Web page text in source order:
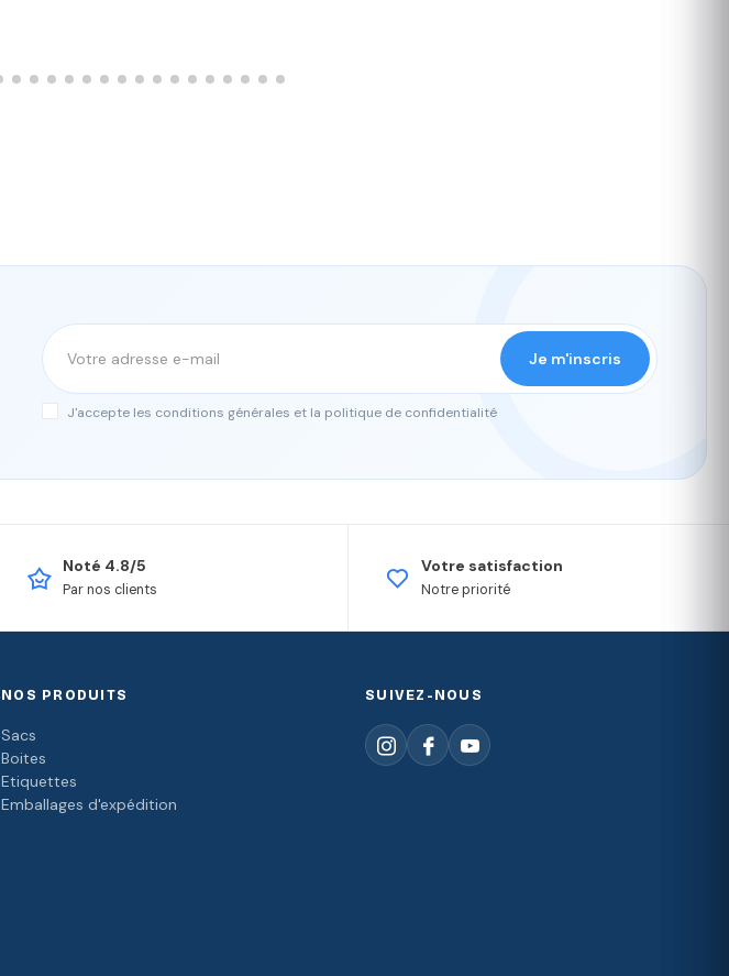
Je m'inscris
J'accepte les conditions générales et la politique de confidentialité
Noté 4.8/5
Par nos clients
Votre satisfaction
Notre priorité
NOS PRODUITS
Sacs
Boites
Etiquettes
Emballages d'expédition
SUIVEZ-NOUS